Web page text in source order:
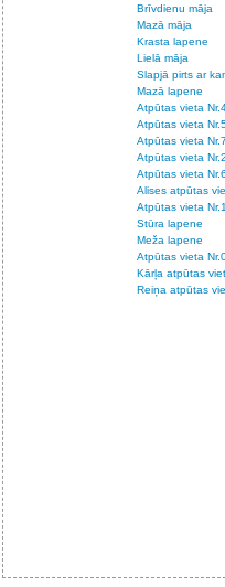
Brīvdienu māja
Mazā māja
Krasta lapene
Lielā māja
Slapjā pirts ar
Mazā lapene
Atpūtas vieta
Atpūtas vieta
Atpūtas vieta Nr.7
Atpūtas vieta Nr.2
Atpūtas vieta Nr.6
Alises atpūtas
Atpūtas vieta Nr.1
Stūra lapene
Meža lapene
Atpūtas vieta
Kārļa atpūtas
Reiņa atpūtas